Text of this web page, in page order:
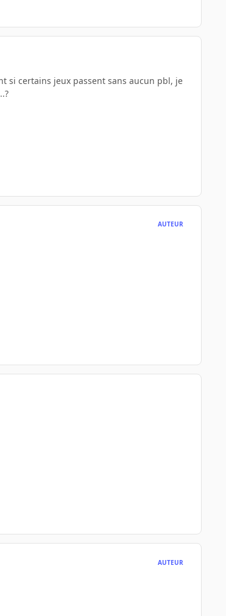
si certains jeux passent sans aucun pbl, je
AUTEUR
AUTEUR